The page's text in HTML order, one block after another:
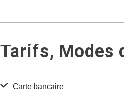
Tarifs, Modes
Carte bancaire